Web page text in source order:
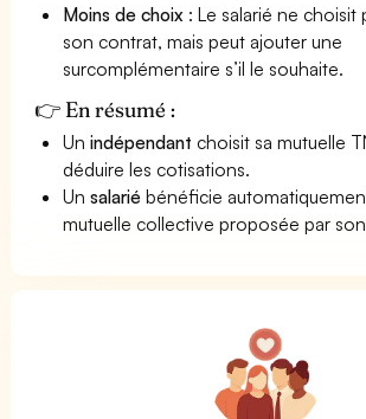
Moins de choix : Le salarié ne choisit
son contrat, mais peut ajouter une
surcomplémentaire s’il le souhaite.
👉 En résumé :
Unindépendant choisit sa mutuelle
déduire les cotisations.
Unsalarié bénéficie
mutuelle collective proposée par